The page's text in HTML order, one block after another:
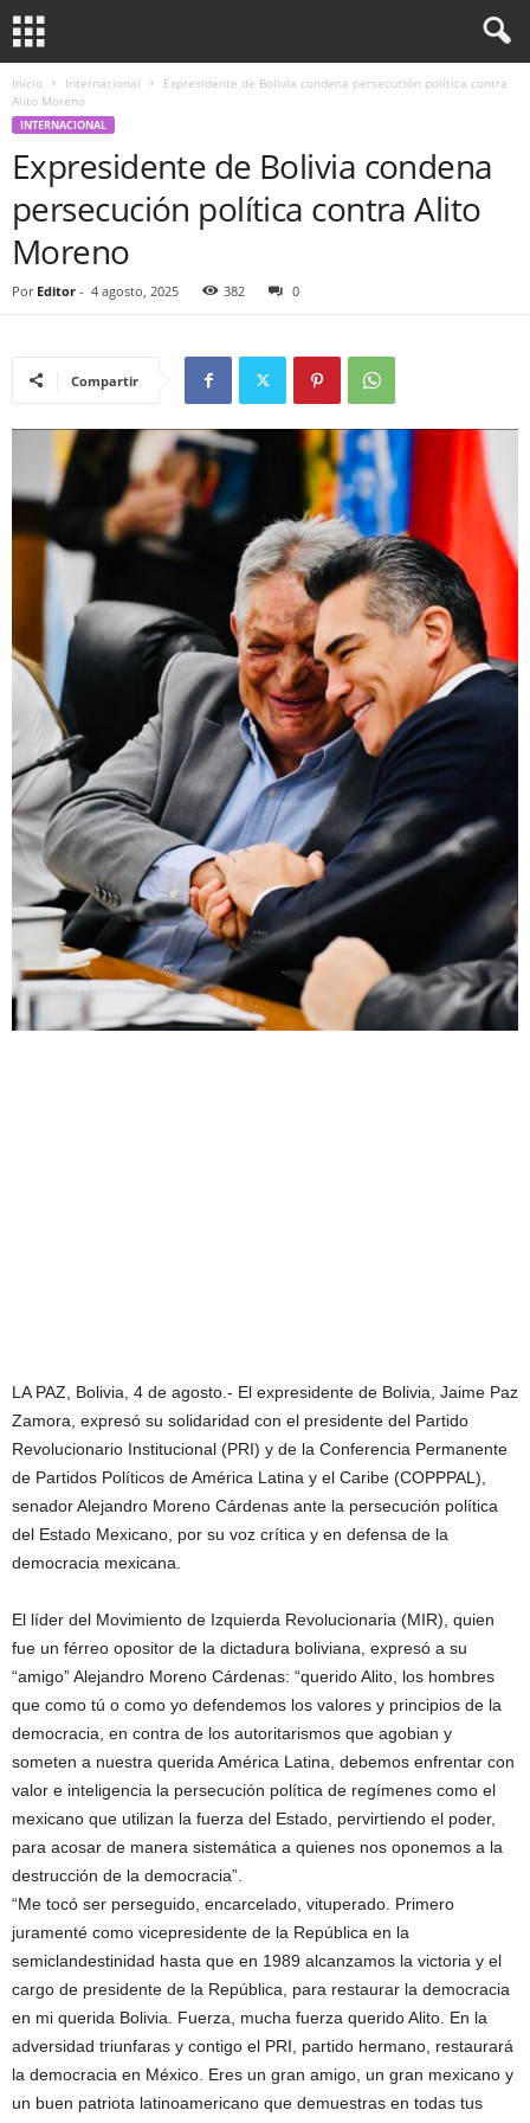
Inicio Internacional
Expresidente de Bolivia condena persecución política contra
Alito Moreno
INTERNACIONAL
Expresidente de Bolivia condena
persecución política contra Alito
Moreno
Por Editor - 4 agosto, 2025 382 0
Compartir
LA PAZ, Bolivia, 4 de agosto.- El expresidente de Bolivia, Jaime Paz
Zamora, expresó su solidaridad con el presidente del Partido
Revolucionario Institucional (PRI) y de la Conferencia Permanente
de Partidos Políticos de América Latina y el Caribe (COPPPAL),
senador Alejandro Moreno Cárdenas ante la persecución política
del Estado Mexicano, por su voz crítica y en defensa de la
democracia mexicana.
El líder del Movimiento de Izquierda Revolucionaria (MIR), quien
fue un férreo opositor de la dictadura boliviana, expresó a su
“amigo” Alejandro Moreno Cárdenas: “querido Alito, los hombres
que como tú o como yo defendemos los valores y principios de la
democracia, en contra de los autoritarismos que agobian y
someten a nuestra querida América Latina, debemos enfrentar con
valor e inteligencia la persecución política de regímenes como el
mexicano que utilizan la fuerza del Estado, pervirtiendo el poder,
para acosar de manera sistemática a quienes nos oponemos a la
destrucción de la democracia”.
“Me tocó ser perseguido, encarcelado, vituperado. Primero
juramenté como vicepresidente de la República en la
semiclandestinidad hasta que en 1989 alcanzamos la victoria y el
cargo de presidente de la República, para restaurar la democracia
en mi querida Bolivia. Fuerza, mucha fuerza querido Alito. En la
adversidad triunfaras y contigo el PRI, partido hermano, restaurará
la democracia en México. Eres un gran amigo, un gran mexicano y
un buen patriota latinoamericano que demuestras en todas tus